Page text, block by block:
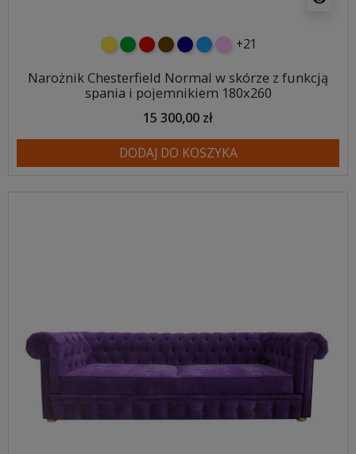
żółtyzielonyczerwony
czekoladowy
granatowy
niebieski
różowy
+21
Narożnik Chesterfield Normal w skórze z funkcją
spania i pojemnikiem 180x260
15 300,00 zł
DODAJ DO KOSZYKA